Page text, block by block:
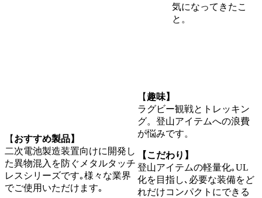
気になってきたこ
と。
【 おすすめ製品】
二次電池製造装置向けに開発し
た異物混入を防ぐメタルタッチ
レスシリーズです｡様々な業界
でご使用いただけます｡
【 趣味】
ラグビー観戦とトレッキン
グ。登山アイテムへの浪費
が悩みです。
【こだわり】
登山アイテムの軽量化｡UL
化を目指し､必要な装備をど
れだけコンパクトにできる